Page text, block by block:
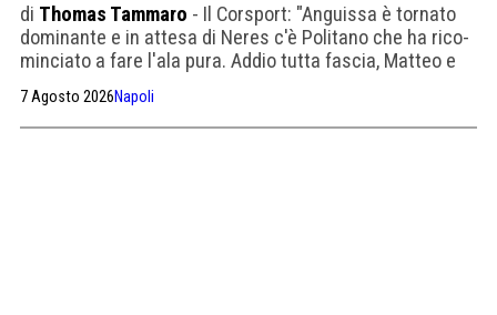
di Thomas Tammaro - Il Corsport: "Anguissa è tor­nato
domi­nante e in attesa di Neres c'è Poli­tano che ha rico­
min­ciato a fare l'ala pura. Addio tutta fascia, Mat­teo e
lità e il numero dei gol.
7 Agosto 2026Napoli